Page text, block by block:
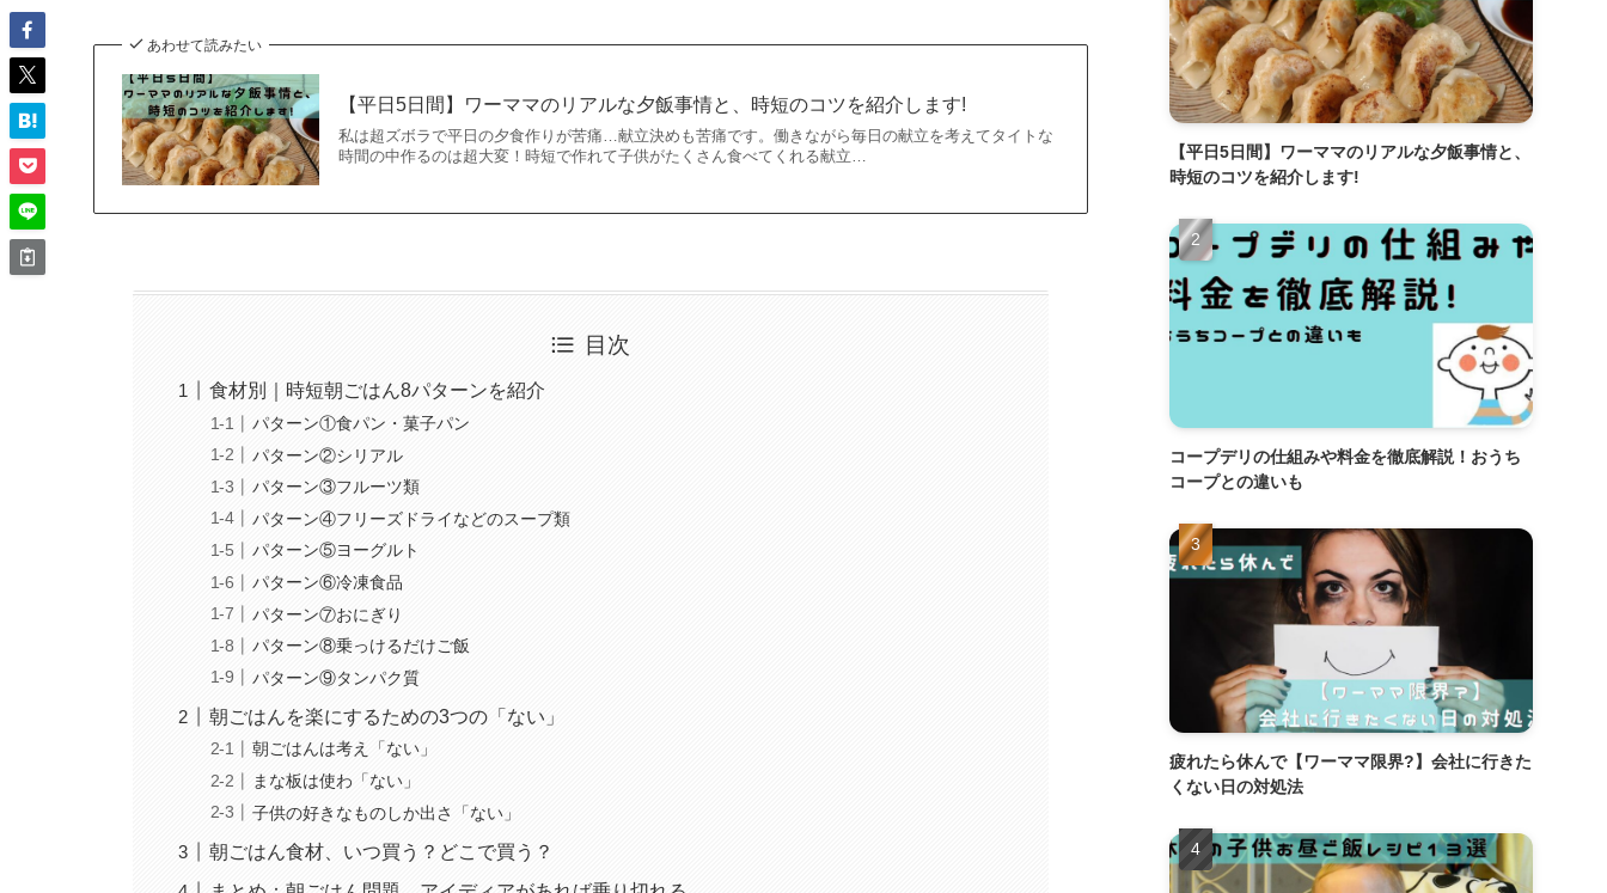
あわせて読みたい
【平日5日間】ワーママのリアルな夕飯事情と、時短のコツを紹介します!
私は超ズボラで平日の夕食作りが苦痛…献立決めも苦痛です。働きながら毎日の献立を考えてタイトな
時間の中作るのは超大変！時短で作れて子供がたくさん食べてくれる献立…
目次
食材別｜時短朝ごはん8パターンを紹介
パターン①食パン・菓子パン
パターン②シリアル
パターン③フルーツ類
パターン④フリーズドライなどのスープ類
パターン⑤ヨーグルト
パターン⑥冷凍食品
パターン⑦おにぎり
パターン⑧乗っけるだけご飯
パターン⑨タンパク質
朝ごはんを楽にするための3つの「ない」
朝ごはんは考え「ない」
まな板は使わ「ない」
子供の好きなものしか出さ「ない」
朝ごはん食材、いつ買う？どこで買う？
【平日5日間】ワーママのリアルな夕飯事情と、
時短のコツを紹介します!
コープデリの仕組みや料金を徹底解説！おうち
コープとの違いも
疲れたら休んで【ワーママ限界?】会社に行きた
くない日の対処法